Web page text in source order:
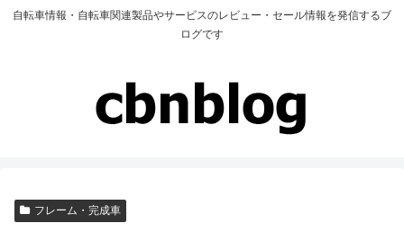
自転車情報・自転車関連製品やサービスのレビュー・セール情報を発信するブ
ログです
フレーム・完成車